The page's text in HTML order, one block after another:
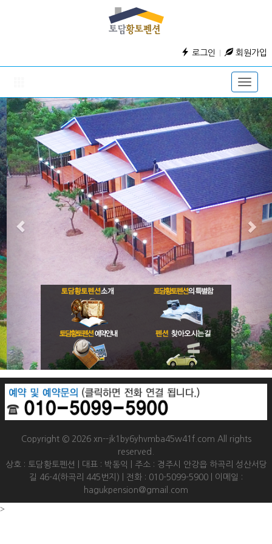
로그인 회원가입
Toggle
Copyright © 2026 xn--jk1by6yhvmba45w41f.com All rights
reserved.
상호 : 토담황토펜션 | 대표 : 박동익 | 주소 : 경주시 안강읍 하곡리 성산서당
길 46-4(하곡리 445번지) | 전화 : 010-5099-5900 | 이메일 :
hagukpension@gmail.com
>